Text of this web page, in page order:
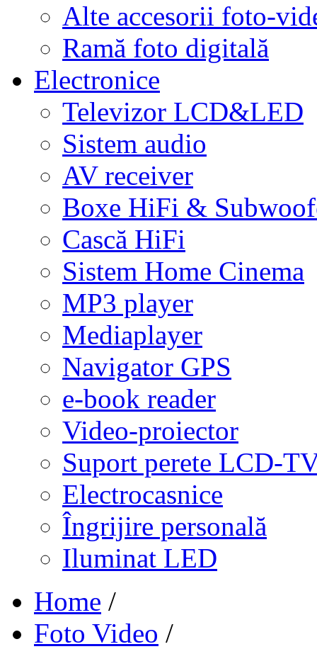
Alte accesorii foto-
Ramă foto digitală
Electronice
Televizor LCD&LED
Sistem audio
AV receiver
Boxe HiFi &
Cască HiFi
Sistem Home Cinema
MP3 player
Mediaplayer
Navigator GPS
e-book reader
Video-proiector
Suport perete LCD-
Electrocasnice
Îngrijire personală
Iluminat LED
Home /
Foto Video /